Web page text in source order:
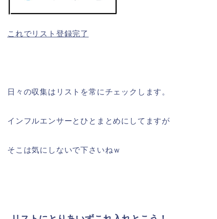
これでリスト登録完了
日々の収集はリストを常にチェックします。
インフルエンサーとひとまとめにしてますが
そこは気にしないで下さいねｗ